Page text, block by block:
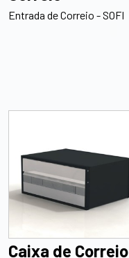
Entrada de Correio - SOFI
Caixa de Correio